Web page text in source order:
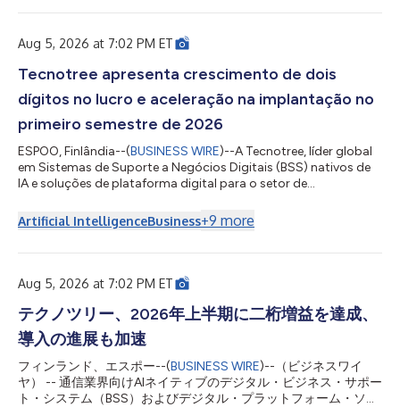
implementaciones a buen ritmo, c...
Aug 5, 2026 at 7:02 PM ET
Tecnotree apresenta crescimento de dois
dígitos no lucro e aceleração na implantação no
primeiro semestre de 2026
ESPOO, Finlândia--(BUSINESS WIRE)--A Tecnotree, líder global
em Sistemas de Suporte a Negócios Digitais (BSS) nativos de
IA e soluções de plataforma digital para o setor de
primeiro semestre de 2026. A empresa apresentou crescimento
em todas as principais métricas financeiras, expandiu a
acelerado, com oito projetos concluídos n...
Artificial IntelligenceBusiness+9 more
Aug 5, 2026 at 7:02 PM ET
テクノツリー、2026年上半期に二桁増益を達成、
導入の進展も加速
フィンランド、エスポー--(BUSINESS WIRE)--（ビジネスワイ
ヤ） -- 通信業界向けAIネイティブのデジタル・ビジネス・サポー
ト・システム（BSS）およびデジタル・プラットフォーム・ソリ